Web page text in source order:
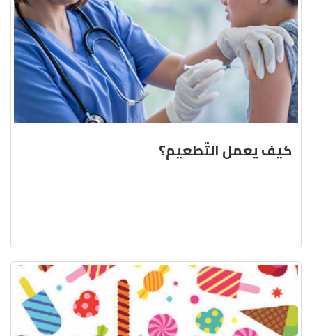
كيف يعمل التّطعيم؟